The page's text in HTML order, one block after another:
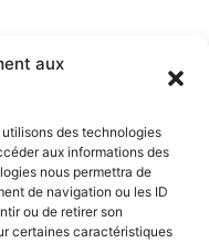
aux
des technologies
aux informations des
nous permettra de
de navigation ou les ID
ou de retirer son
certaines caractéristiques